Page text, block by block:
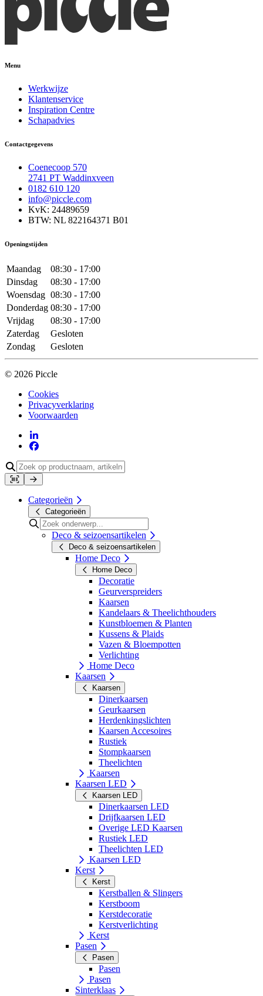
Menu
Werkwijze
Klantenservice
Inspiration Centre
Schapadvies
Contactgegevens
Coenecoop 570
2741 PT Waddinxveen
0182 610 120
info@piccle.com
KvK: 24489659
BTW: NL 822164371 B01
Openingstijden
Maandag
08:30 - 17:00
Dinsdag
08:30 - 17:00
Woensdag 08:30 - 17:00
Donderdag 08:30 - 17:00
Vrijdag
08:30 - 17:00
Zaterdag
Gesloten
Zondag
Gesloten
© 2026 Piccle
Cookies
Privacyverklaring
Voorwaarden
Categorieën
Categorieën
Deco & seizoensartikelen
Deco & seizoensartikelen
Home Deco
Home Deco
Decoratie
Geurverspreiders
Kaarsen
Kandelaars & Theelichthouders
Kunstbloemen & Planten
Kussens & Plaids
Vazen & Bloempotten
Verlichting
Home Deco
Kaarsen
Kaarsen
Dinerkaarsen
Geurkaarsen
Herdenkingslichten
Kaarsen Accesoires
Rustiek
Stompkaarsen
Theelichten
Kaarsen
Kaarsen LED
Kaarsen LED
Dinerkaarsen LED
Drijfkaarsen LED
Overige LED Kaarsen
Rustiek LED
Theelichten LED
Kaarsen LED
Kerst
Kerst
Kerstballen & Slingers
Kerstboom
Kerstdecoratie
Kerstverlichting
Kerst
Pasen
Pasen
Pasen
Pasen
Sinterklaas